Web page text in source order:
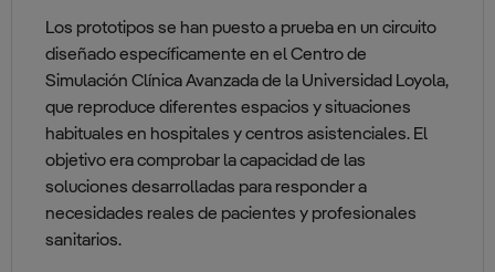
Los prototipos se han puesto a prueba en un circuito
diseñado específicamente en el Centro de
Simulación Clínica Avanzada de la Universidad Loyola,
que reproduce diferentes espacios y situaciones
habituales en hospitales y centros asistenciales. El
objetivo era comprobar la capacidad de las
soluciones desarrolladas para responder a
necesidades reales de pacientes y profesionales
sanitarios.